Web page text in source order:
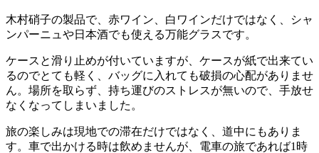
木村硝子の製品で、赤ワイン、白ワインだけではなく、シャ
ンパーニュや日本酒でも使える万能グラスです。
ケースと滑り止めが付いていますが、ケースが紙で出来てい
るのでとても軽く、バッグに入れても破損の心配がありませ
ん。場所を取らず、持ち運びのストレスが無いので、手放せ
なくなってしまいました。
旅の楽しみは現地での滞在だけではなく、道中にもありま
す。車で出かける時は飲めませんが、電車の旅であれば1時